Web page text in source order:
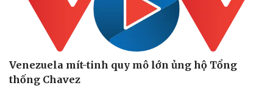
Venezuela mít-tinh quy mô lớn ủng hộ Tổng
thống Chavez